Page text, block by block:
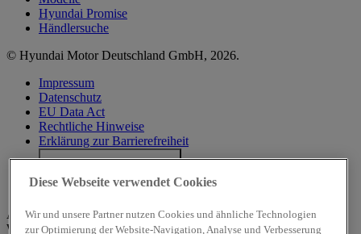
Hyundai Promise
Händlersuche
© Hyundai Motor Deutschland GmbH, 2026.
Impressum
Datenschutz
EU Data Act
Rechtliche Hinweise
Erklärung zur Barrierefreiheit
Hyundai Deutschland
Alle angegebenen Werte wurden nach dem vorgeschriebenen
WLTP-Messverfahren (Worldwide harmonised Light-duty vehicles
Diese Webseite verwendet Cookies
Wir und unsere Partner nutzen Cookies und ähnliche Technologien
zur Optimierung der Website-Navigation, Analyse und Verbesserung